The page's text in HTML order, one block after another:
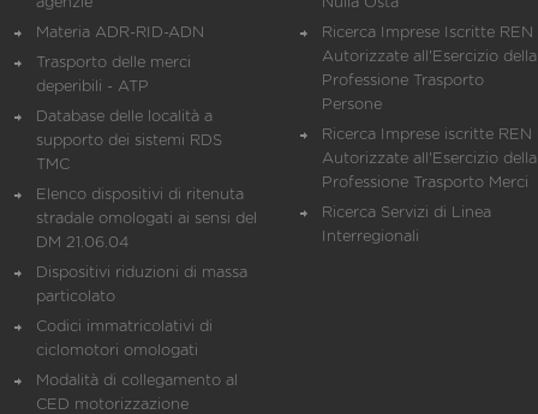
Materia ADR-RID-ADN
Trasporto delle merci
deperibili - ATP
Database delle località a
supporto dei sistemi RDS
TMC
Elenco dispositivi di ritenuta
stradale omologati ai sensi del
DM 21.06.04
Dispositivi riduzioni di massa
particolato
Codici immatricolativi di
ciclomotori omologati
Modalità di collegamento al
CED motorizzazione
Ricerca Imprese Iscritte REN
Autorizzate all'Esercizio della
Professione Trasporto
Persone
Ricerca Imprese iscritte REN
Autorizzate all'Esercizio della
Professione Trasporto Merci
Ricerca Servizi di Linea
Interregionali